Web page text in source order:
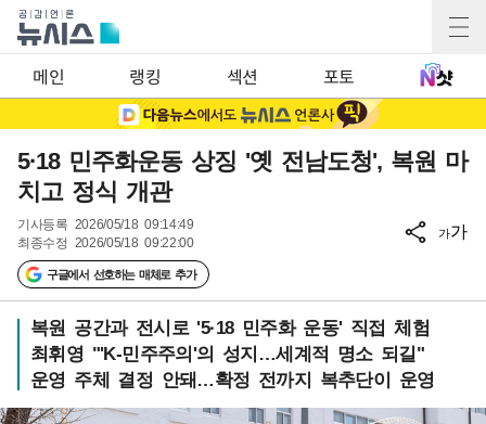
메인 랭킹 섹션 포토
5·18 민주화운동 상징 '옛 전남도청', 복원 마
치고 정식 개관
기사등록 2026/05/18 09:14:49
최종수정 2026/05/18 09:22:00
구글에서 선호하는 매체로 추가
가가
복원 공간과 전시로 '5·18 민주화 운동' 직접 체험
최휘영 "'K-민주주의'의 성지…세계적 명소 되길"
운영 주체 결정 안돼…확정 전까지 복추단이 운영